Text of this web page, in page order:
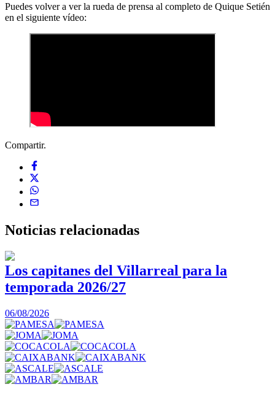
Puedes volver a ver la rueda de prensa al completo de Quique Setién
en el siguiente vídeo:
Compartir.
Noticias relacionadas
Los capitanes del Villarreal para la
temporada 2026/27
06/08/2026